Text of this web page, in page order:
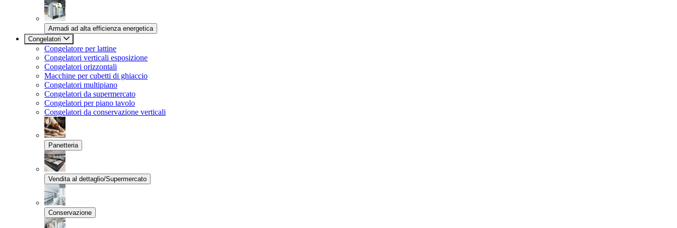
Armadi ad alta efficienza energetica
Congelatori
Congelatore per lattine
Congelatori verticali esposizione
Congelatori orizzontali
Macchine per cubetti di ghiaccio
Congelatori multipiano
Congelatori da supermercato
Congelatori per piano tavolo
Congelatori da conservazione verticali
Panetteria
Vendita al dettaglio/Supermercato
Conservazione